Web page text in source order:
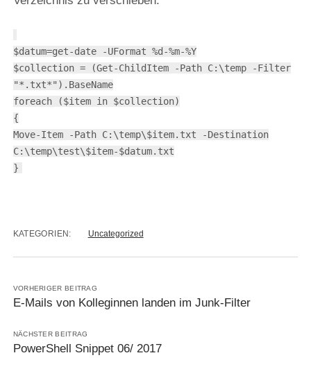
$datum=get-date -UFormat %d-%m-%Y
$collection = (Get-ChildItem -Path C:\temp -Filter
"*.txt*").BaseName
foreach ($item in $collection)
{
Move-Item -Path C:\temp\$item.txt -Destination
C:\temp\test\$item-$datum.txt
}
KATEGORIEN: Uncategorized
VORHERIGER BEITRAG
E-Mails von Kolleginnen landen im Junk-Filter
NÄCHSTER BEITRAG
PowerShell Snippet 06/ 2017